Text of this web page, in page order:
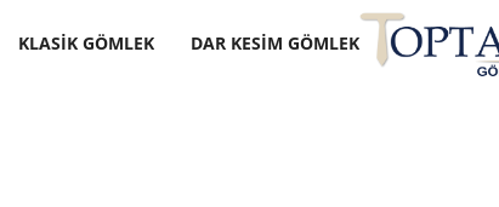
KLASIK GÖMLEK DAR KESIM GÖMLEK